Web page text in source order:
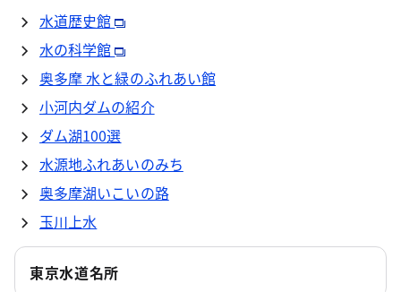
水道歴史館
水の科学館
奥多摩 水と緑のふれあい館
小河内ダムの紹介
ダム湖100選
水源地ふれあいのみち
奥多摩湖いこいの路
玉川上水
東京水道名所